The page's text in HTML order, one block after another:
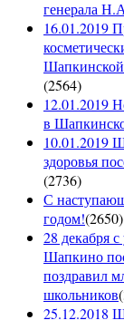
генерала
16.01.2019
(2564)
12.01.2019
в
10.01.2019
здоровья
(2736)
С
годом!(2650)
28 декабря
Шапкино
поздравил
школьников(
25.12.2018